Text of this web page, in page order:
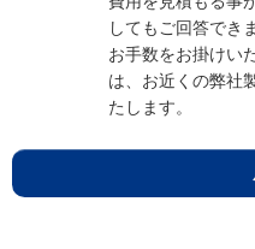
してもご回答でき
お手数をお掛けい
は、お近くの弊社
たします。